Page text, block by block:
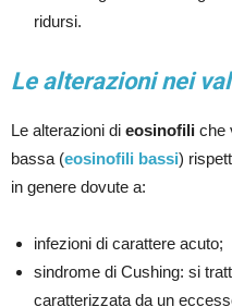
ridursi.
Le alterazioni nei
Le alterazioni di eosinofili che
bassa (eosinofili bassi)
in genere dovute a:
infezioni di carattere acuto;
sindrome di Cushing: si
caratterizzata da un